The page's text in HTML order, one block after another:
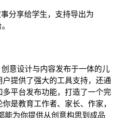
分享给学生，支持导出为
意设计与内容发布于一体的儿
提供了强大的工具支持，还通
平台发布功能，打造了一个完
是教育工作者、家长、作家，
能为你提供从创意构思到成品